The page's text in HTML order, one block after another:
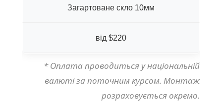
Загартоване скло 10мм
від $220
* Оплата проводиться у національній
валюті за поточним курсом. Монтаж
розраховується окремо.